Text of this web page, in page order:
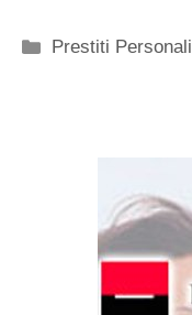
Categorie
Prestiti Personali